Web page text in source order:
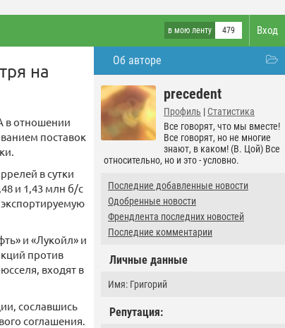
Вход
в мою ленту 479
Об авторе
precedent
Профиль | Статистика
Все говорят, что мы вместе!
Все говорят, но не многие
знают, в каком! (В. Цой) Все
относительно, но и это - условно.
Последние добавленные новости
Одобренные новости
Френдлента последних новостей
Последние комментарии
Личные данные
Имя: Григорий
Репутация:
на
в отношении
поставок
в сутки
и 1,43 млн б/с
и «Лукойл» и
против
входят в
сославшись
соглашения.